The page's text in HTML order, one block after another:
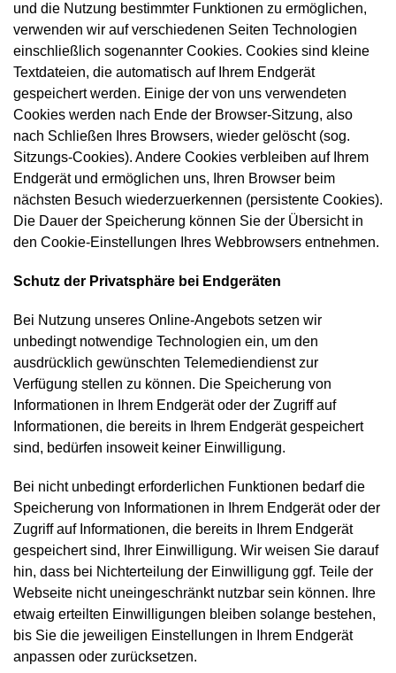
und die Nutzung bestimmter Funktionen zu ermöglichen,
verwenden wir auf verschiedenen Seiten Technologien
einschließlich sogenannter Cookies. Cookies sind kleine
Textdateien, die automatisch auf Ihrem Endgerät
gespeichert werden. Einige der von uns verwendeten
Cookies werden nach Ende der Browser-Sitzung, also
nach Schließen Ihres Browsers, wieder gelöscht (sog.
Sitzungs-Cookies). Andere Cookies verbleiben auf Ihrem
Endgerät und ermöglichen uns, Ihren Browser beim
nächsten Besuch wiederzuerkennen (persistente Cookies).
Die Dauer der Speicherung können Sie der Übersicht in
den Cookie-Einstellungen Ihres Webbrowsers entnehmen.
Schutz der Privatsphäre bei Endgeräten
Bei Nutzung unseres Online-Angebots setzen wir
unbedingt notwendige Technologien ein, um den
ausdrücklich gewünschten Telemediendienst zur
Verfügung stellen zu können. Die Speicherung von
Informationen in Ihrem Endgerät oder der Zugriff auf
Informationen, die bereits in Ihrem Endgerät gespeichert
sind, bedürfen insoweit keiner Einwilligung.
Bei nicht unbedingt erforderlichen Funktionen bedarf die
Speicherung von Informationen in Ihrem Endgerät oder der
Zugriff auf Informationen, die bereits in Ihrem Endgerät
gespeichert sind, Ihrer Einwilligung. Wir weisen Sie darauf
hin, dass bei Nichterteilung der Einwilligung ggf. Teile der
Webseite nicht uneingeschränkt nutzbar sein können. Ihre
etwaig erteilten Einwilligungen bleiben solange bestehen,
bis Sie die jeweiligen Einstellungen in Ihrem Endgerät
anpassen oder zurücksetzen.